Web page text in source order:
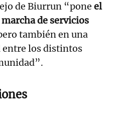
de Biurrun “pone el
de servicios
también en una
entre los distintos